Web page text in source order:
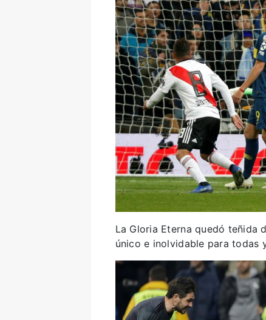
La Gloria Eterna quedó teñida
único e inolvidable para todas